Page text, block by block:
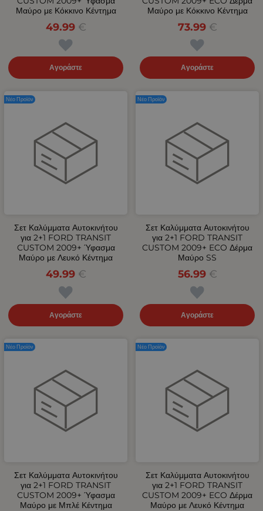
Μαύρο με Κόκκινο Κέντημα
49.99 €
Αγοράστε
Μαύρο με Κόκκινο Κέντημα
73.99 €
Αγοράστε
Σετ Καλύμματα Αυτοκινήτου
για 2+1 FORD TRANSIT
CUSTOM 2009+ Ύφασμα
Μαύρο με Λευκό Κέντημα
49.99 €
Αγοράστε
Νέο Προϊόν
Σετ Καλύμματα Αυτοκινήτου
για 2+1 FORD TRANSIT
CUSTOM 2009+ ECO Δέρμα
Μαύρο SS
56.99 €
Αγοράστε
Νέο Προϊόν
Σετ Καλύμματα Αυτοκινήτου
για 2+1 FORD TRANSIT
CUSTOM 2009+ Ύφασμα
Μαύρο με Μπλέ Κέντημα
Νέο Προϊόν
Σετ Καλύμματα Αυτοκινήτου
για 2+1 FORD TRANSIT
CUSTOM 2009+ ECO Δέρμα
Μαύρο με Λευκό Κέντημα
Νέο Προϊόν